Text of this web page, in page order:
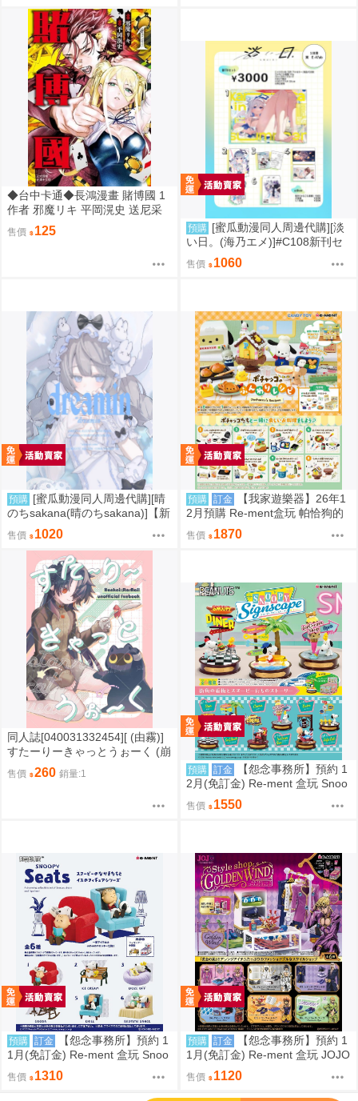
◆台中卡通◆長鴻漫畫 賭博國 1
作者 邪魔リキ 平岡滉史 送尼采
書套
售價 125 預購 [蜜瓜動漫同人周邊代購][淡
い日。(海乃エメ)]#C108新刊セ
ット(Hololive)(同人誌)
售價 1060
預購 [蜜瓜動漫同人周邊代購][晴
のちsakana(晴のちsakana)]【新
刊セット】dreamin(同人誌)
售價 1020
預購 訂金
【我家遊樂器】26年1
2月預購 Re-ment盒玩 帕恰狗的
鬆軟食譜
售價 1870
同人誌[040031332454][ (由霧)]
すたーりーきゃっとうぉーく (崩
壞星穹鐵道)刃 景元
售價 260 銷量:1 預購 訂金
【怨念事務所】預約 1
2月(免訂金) Re-ment 盒玩 Snoo
py 史努比 街角招牌場景 中盒6入
0823
售價 1550
預購 訂金
【怨念事務所】預約 1
1月(免訂金) Re-ment 盒玩 Snoo
py 史努比 悠閒座椅場景 中盒6入
0823
售價 1310
預購 訂金
【怨念事務所】預約 1
1月(免訂金) Re-ment 盒玩 JOJO
的奇妙冒險 服裝精品店 黃金之風
中盒6入 0823
售價 1120